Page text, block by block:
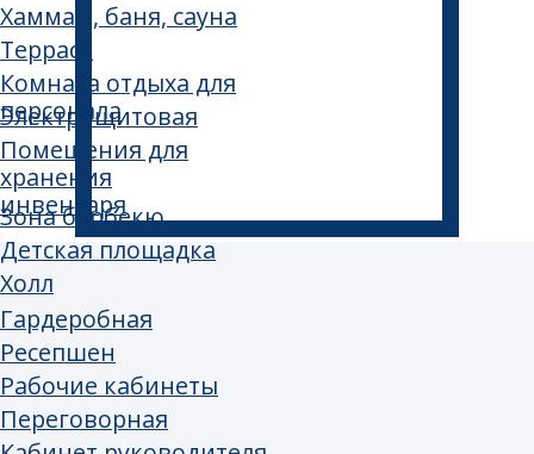
+7 499 377 70 27
О нас
Контакты
© 2025
Политика конфиденциальности
Дизайн может быть не только